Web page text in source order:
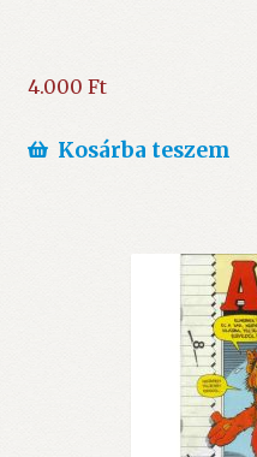
4.000 Ft
Kosárba teszem